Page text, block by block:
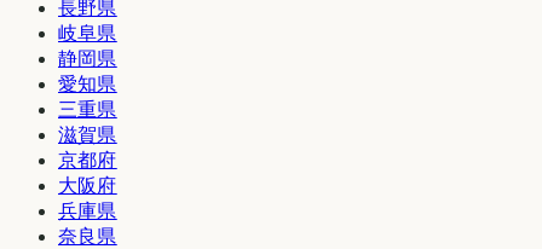
長野県
岐阜県
静岡県
愛知県
三重県
滋賀県
京都府
大阪府
兵庫県
奈良県